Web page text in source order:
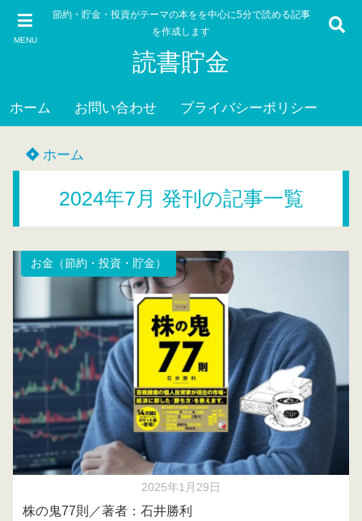
MENU
節約・貯金・投資がテーマの本をを中心に5分で読める記事
を作成します
読書貯金
ホーム お問い合わせ プライバシーポリシー
ホーム
2024年7月 発刊の記事一覧
お金（節約・投資・貯金）
2025年1月29日
株の鬼77則／著者：石井勝利